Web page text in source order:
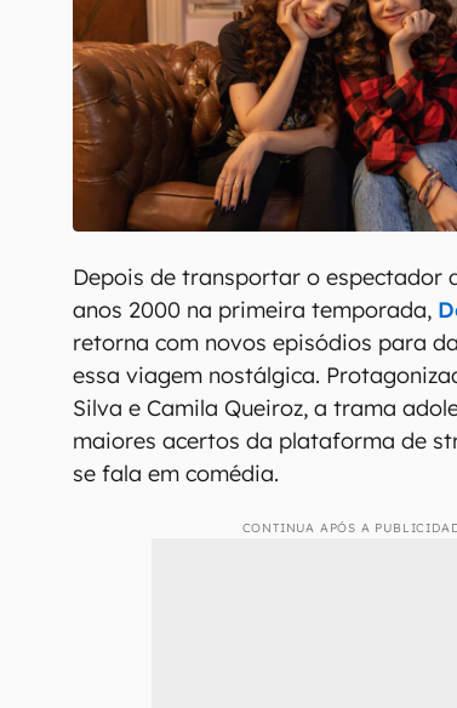
Confirmo que li, aceito e concordo com
Depois de transportar o espectador
anos 2000 na primeira temporada,
retorna com novos episódios para
essa viagem nostálgica.
Silva e Camila Queiroz, a trama
maiores acertos da plataforma de
se fala em comédia.
CONTINUA APÓS A